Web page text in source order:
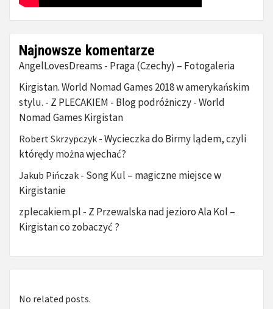
Najnowsze komentarze
AngelLovesDreams - Praga (Czechy) – Fotogaleria
Kirgistan. World Nomad Games 2018 w amerykańskim
stylu. - Z PLECAKIEM - Blog podróżniczy - World
Nomad Games Kirgistan
Robert Skrzypczyk - Wycieczka do Birmy lądem, czyli
którędy można wjechać?
Jakub Pińczak - Song Kul – magiczne miejsce w
Kirgistanie
zplecakiem.pl - Z Przewalska nad jezioro Ala Kol –
Kirgistan co zobaczyć ?
No related posts.